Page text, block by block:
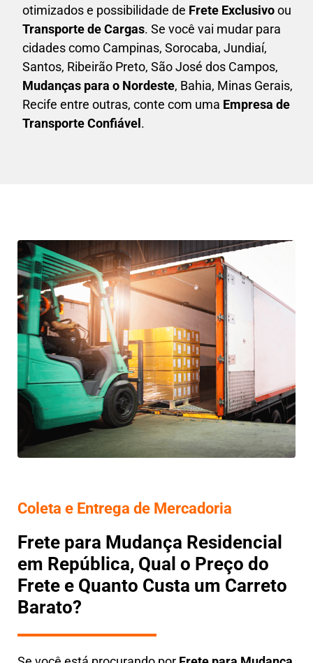
otimizados e possibilidade de Frete Exclusivoou
Transporte de Cargas. Se você vai mudar para
cidades como Campinas, Sorocaba, Jundiaí,
Santos, Ribeirão Preto, São José dos Campos,
Mudanças para o Nordeste, Bahia, Minas Gerais,
Recife entre outras, conte com uma Empresa de
Transporte Confiável .
Coleta e Entrega de Mercadoria
Frete para Mudança Residencial
em República, Qual o Preço do
Frete e Quanto Custa um Carreto
Barato?